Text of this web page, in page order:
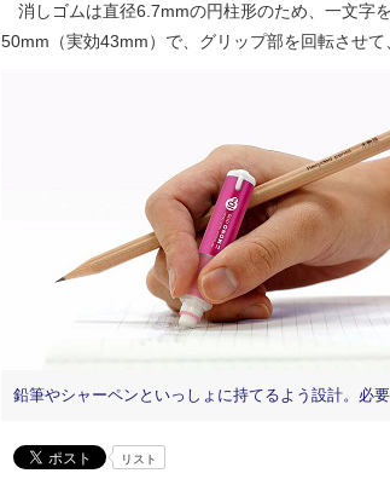
消しゴムは直径6.7mmの円柱形のため、一文字
50mm（実効43mm）で、グリップ部を回転させて
鉛筆やシャーペンといっしょに持てるよう設計。必
リスト